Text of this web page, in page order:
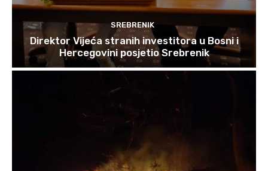
SREBRENIK
Direktor Vijeća stranih investitora u Bosni i
Hercegovini posjetio Srebrenik